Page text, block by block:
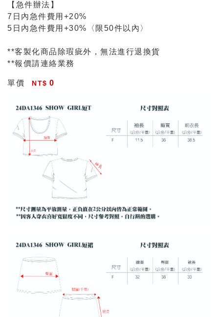
【急件辦法】
7日內急件費用+20%
5日內急件費用+30%〈限50件以內〉
**客製化商品除瑕疵外，無法進行退換貨
**報價請連絡業務
單價 0